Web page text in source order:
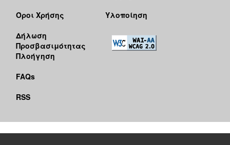
Όροι Χρήσης
Δήλωση
Προσβασιμότητας
Πλοήγηση
FAQs
RSS
Υλοποίηση